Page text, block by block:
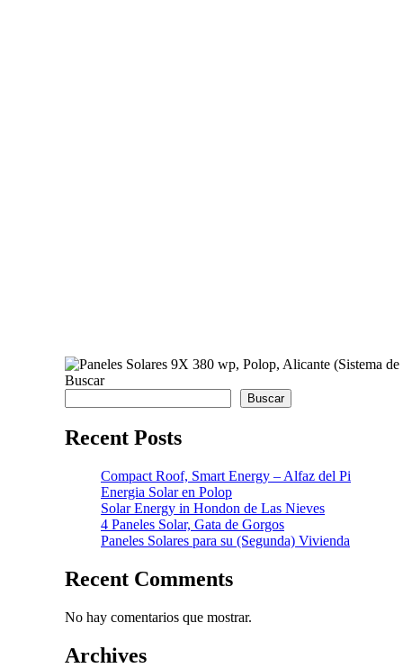
Buscar
Buscar
Recent Posts
Compact Roof, Smart Energy – Alfaz del Pi
Energia Solar en Polop
Solar Energy in Hondon de Las Nieves
4 Paneles Solar, Gata de Gorgos
Paneles Solares para su (Segunda) Vivienda
Recent Comments
No hay comentarios que mostrar.
Archives